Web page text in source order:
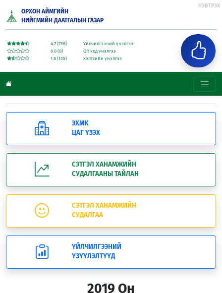
ОРХОН АЙМГИЙН
НИЙГМИЙН ДААТГАЛЫН ГАЗАР
4.7 (736)
Үйлчилгээний үнэлгээ
0.0 (0)
QR код үнэлгээ
1.8 (135)
Хэлтсийн үнэлгээ
НЭВТРЭХ
ЭХМК
ЦАГ ҮЗЭХ
СЭТГЭЛ ХАНАМЖИЙН
СУДАЛГААНЫ ТАЙЛАН
СЭТГЭЛ ХАНАМЖИЙН
СУДАЛГАА
ҮЙЛЧИЛГЭЭНИЙ
ҮЗҮҮЛЭЛТҮҮД
2019 Он